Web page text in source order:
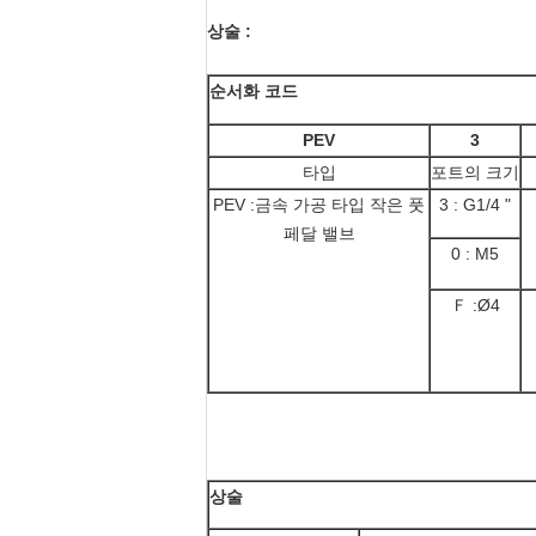
상술 :
순서화 코드
PEV
3
타입
포트의 크기
PEV :금속 가공 타입 작은 풋
페달 밸브
3 : G1/4 "
0 : M5
Ｆ :Ø4
상술